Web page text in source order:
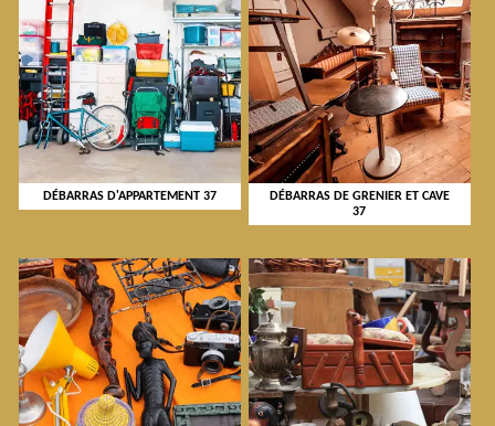
DÉBARRAS D'APPARTEMENT 37
DÉBARRAS DE GRENIER ET CAVE
37